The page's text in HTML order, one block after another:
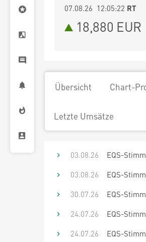
07.08.26 12:05:22 RT
18,880 EUR
Übersicht Chart-
Letzte Umsätze
03.08.26
EQS-
03.08.26
EQS-
30.07.26
EQS-
24.07.26
EQS-
24.07.26
EQS-